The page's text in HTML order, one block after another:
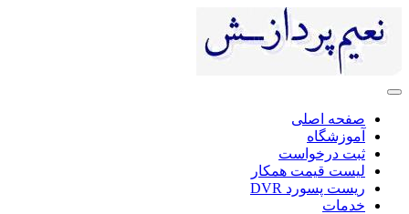
صفحه اصلی
آموزشگاه
ثبت درخواست
لیست قیمت همکار
ریست پسورد DVR
خدمات